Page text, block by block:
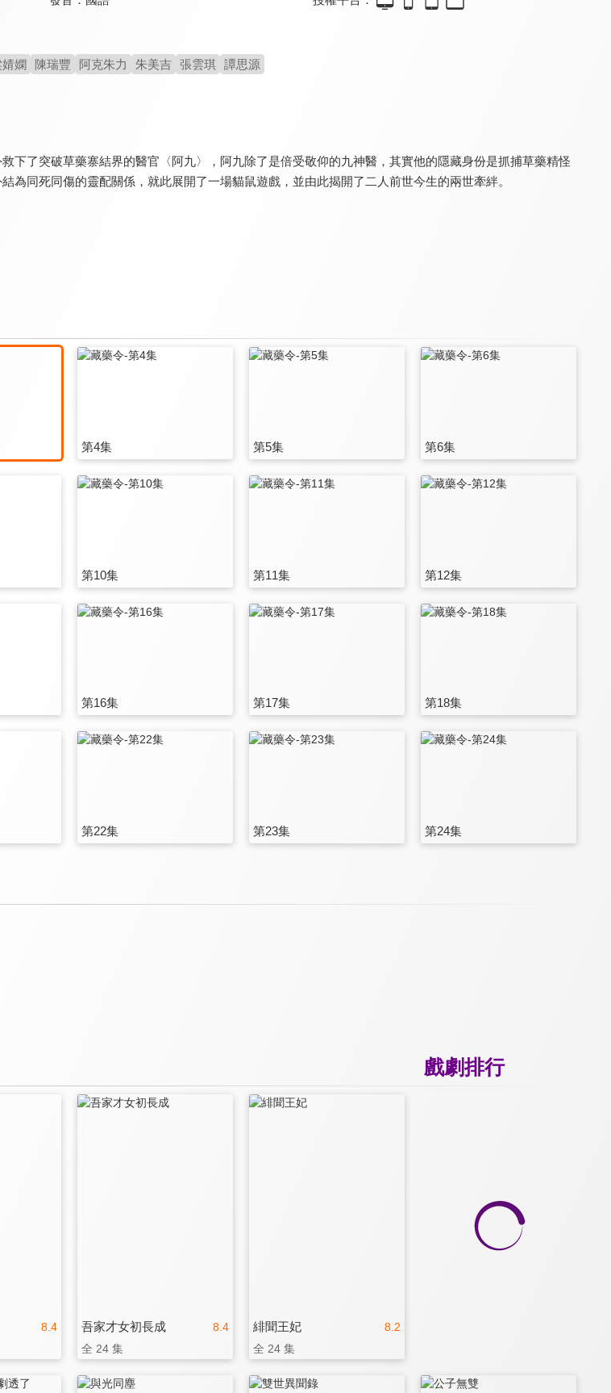
全 36 集
婧嫻 陳瑞豐 阿克朱力 朱美吉 張雲琪 譚思源
下了突破草藥寨結界的醫官〈阿九〉，阿九除了是倍受敬仰的九神醫，其實他的隱藏身份是抓捕草藥精怪
為同死同傷的靈配關係，就此展開了一場貓鼠遊戲，並由此揭開了二人前世今生的兩世牽絆。
第4集 第5集 第6集
第10集 第11集 第12集
第16集 第17集 第18集
第22集 第23集 第24集
戲劇排行
8.4 8.4
吾家才女初長成
全 24 集
8.2
緋聞王妃
全 24 集